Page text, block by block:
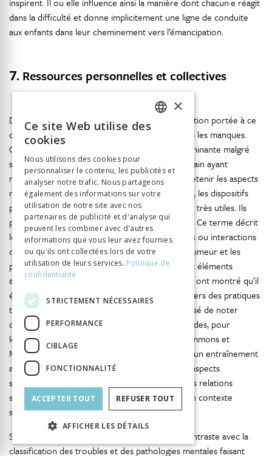
dans la difficulté et donne implicitement une ligne de conduite
aux enfants dans leur cheminement vers l’émancipation.
7. Ressources personnelles et collectives
Dans le champ de la psychologie positive, l’attention portée à ce
qui fonctionne prime sur un regard orienté vers les manques.
Cette orientation vers les ressources est déterminante malgré
son coût sur le plan cognitif. En effet, l’être humain ayant
naturellement tendance à être attentif·ve et à retenir les aspects
négatifs d’une situation (Baumeister et al., 2001), les dispositifs
permettant de rééquilibrer notre attention sont très utiles. Ils
permettent de contrer notre biais de négativité. Ce terme décrit
le fait qu’à intensité égale, les émotions, pensées ou interactions
désagréables ont un effet plus important sur l’humeur et les
processus psychologiques comparativement aux éléments
agréables. Les pratiques de psychologie positive ont montré qu’il
était possible de réduire cet automatisme à travers des pratiques
telles que le journal de gratitude où il est proposé de noter
chaque jour jusqu’à cinq choses, petites ou grandes, pour
lesquelles l’on éprouve de la reconnaissance (Emmons et
McCullough, 2003). Ces pratiques représentent un entraînement
attentionnel permettant de mieux identifier les aspects
satisfaisants des expériences quotidiennes et des relations
sociales. De nombreuses applications existent en contexte
scolaire (Shankland, 2016).
Sous la houlette notable de Peterson, et par contraste avec la
classification des troubles et des pathologies mentales faisant
ITALIAN
×
Ce site Web utilise des
cookies
Nous utilisons des cookies pour
personnaliser le contenu, les publicités et
analyser notre trafic. Nous partageons
également des informations sur votre
utilisation de notre site avec nos
partenaires de publicité et d'analyse qui
peuvent les combiner avec d'autres
informations que vous leur avez fournies
ou qu'ils ont collectées lors de votre
utilisation de leurs services. Politique de
confidentialité
STRICTEMENT NÉCESSAIRES
PERFORMANCE
CIBLAGE
FONCTIONNALITÉ
ACCEPTER TOUT REFUSER TOUT
AFFICHER LES DÉTAILS